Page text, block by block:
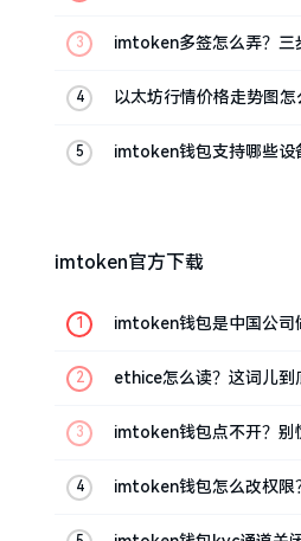
imtoken多签怎么弄？三
以太坊行情价格走势图
imtoken钱包支持哪些设
imtoken官方下载
imtoken钱包是中国公司
ethice怎么读？这词儿到
imtoken钱包点不开？别
imtoken钱包怎么改权限